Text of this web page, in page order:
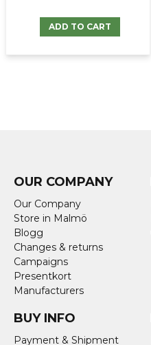
ADD TO CART
OUR COMPANY
Our Company
Store in Malmö
Blogg
Changes & returns
Campaigns
Presentkort
Manufacturers
BUY INFO
Payment & Shipment